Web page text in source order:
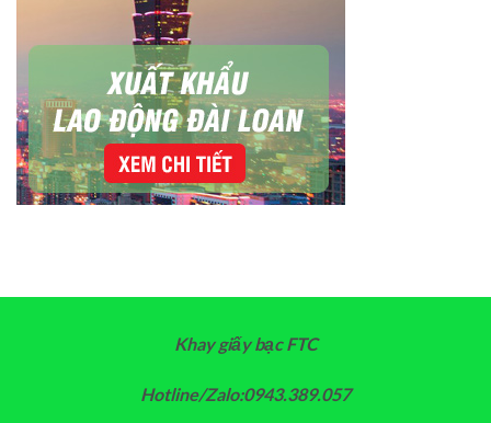
Khay giấy bạc FTC
Hotline/Zalo:0943.389.057